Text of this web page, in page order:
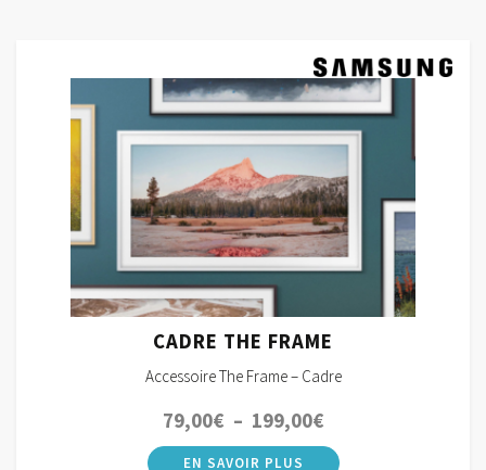
CADRE THE FRAME
Accessoire The Frame – Cadre
79,00€ – 199,00€Plage
de